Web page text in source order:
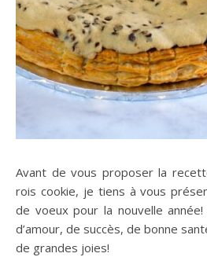
Avant de vous proposer la recette de cette galette des
rois cookie, je tiens à vous
de voeux pour la nouvelle
d’amour, de succès, de bonne
de grandes joies!